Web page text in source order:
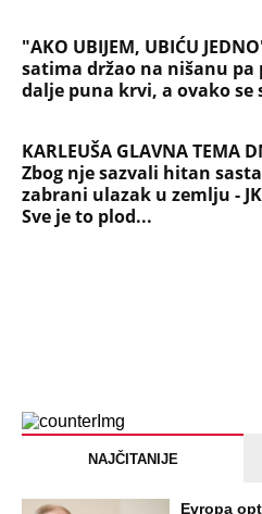
"AKO UBIJEM, UBIĆU
satima držao na nišanu pa
dalje puna krvi, a ovako se
KARLEUŠA GLAVNA TEMA
Zbog nje sazvali hitan
zabrani ulazak u zemlju -
Sve je to plod...
NAJČITANIJE
Evropa